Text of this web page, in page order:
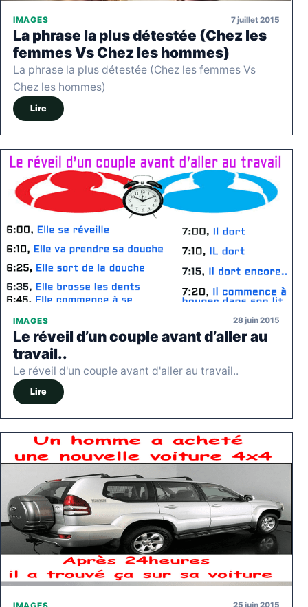
IMAGES 7 juillet 2015
La phrase la plus détestée (Chez les
femmes Vs Chez les hommes)
La phrase la plus détestée (Chez les femmes Vs
Chez les hommes)
Lire
IMAGES 28 juin 2015
Le réveil d’un couple avant d’aller au
travail..
Le réveil d'un couple avant d'aller au travail..
Lire
25 juin 2015